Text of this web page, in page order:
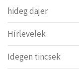
hideg dajer
Hírlevelek
Idegen tincsek